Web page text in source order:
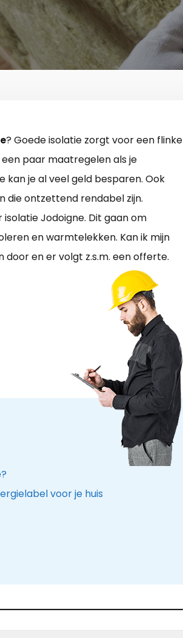
? Goede isolatie zorgt voor een flinke
paar maatregelen als je
je al veel geld besparen. Ook
die ontzettend rendabel zijn.
Jodoigne. Dit gaan om
en warmtelekken. Kan ik mijn
door en er volgt z.s.m. een offerte.
voor je huis